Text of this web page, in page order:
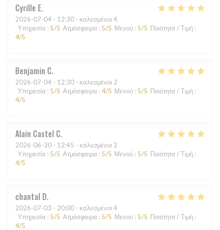
Cyrille E
2026-07-04 - 12:30 - καλεσμένοι 4
Υπηρεσία : 5/5 Ατμόσφαιρα : 5/5 Μενού : 5/5 Ποιότητα / Τιμή :
4/5
Benjamin C
2026-07-04 - 12:30 - καλεσμένοι 2
Υπηρεσία : 5/5 Ατμόσφαιρα : 4/5 Μενού : 5/5 Ποιότητα / Τιμή :
4/5
Alain Castel C
2026-06-30 - 12:45 - καλεσμένοι 2
Υπηρεσία : 5/5 Ατμόσφαιρα : 5/5 Μενού : 5/5 Ποιότητα / Τιμή :
4/5
chantal D
2026-07-03 - 20:00 - καλεσμένοι 4
Υπηρεσία : 5/5 Ατμόσφαιρα : 5/5 Μενού : 5/5 Ποιότητα / Τιμή :
4/5